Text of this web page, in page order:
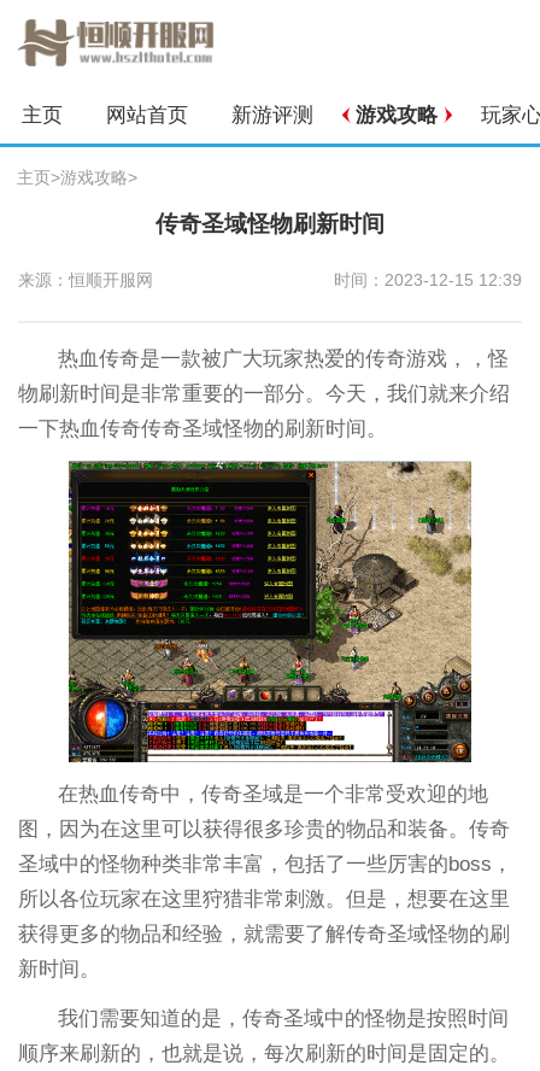
主页 网站首页 新游评测 游戏攻略 玩家
主页>游戏攻略>
传奇圣域怪物刷新时间
来源：恒顺开服网 时间：2023-12-15 12:39
热血传奇是一款被广大玩家热爱的传奇游戏，，怪
物刷新时间是非常重要的一部分。今天，我们就来介绍
一下热血传奇传奇圣域怪物的刷新时间。
在热血传奇中，传奇圣域是一个非常受欢迎的地
图，因为在这里可以获得很多珍贵的物品和装备。传奇
圣域中的怪物种类非常丰富，包括了一些厉害的boss，
所以各位玩家在这里狩猎非常刺激。但是，想要在这里
获得更多的物品和经验，就需要了解传奇圣域怪物的刷
新时间。
我们需要知道的是，传奇圣域中的怪物是按照时间
顺序来刷新的，也就是说，每次刷新的时间是固定的。